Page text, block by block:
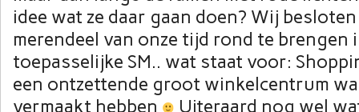
idee wat ze daar gaan doen? Wij
merendeel van onze tijd rond te brengen
toepasselijke SM.. wat staat voor:
een ontzettende groot winkelcentrum
vermaakt hebben
Uiteraard nog wel